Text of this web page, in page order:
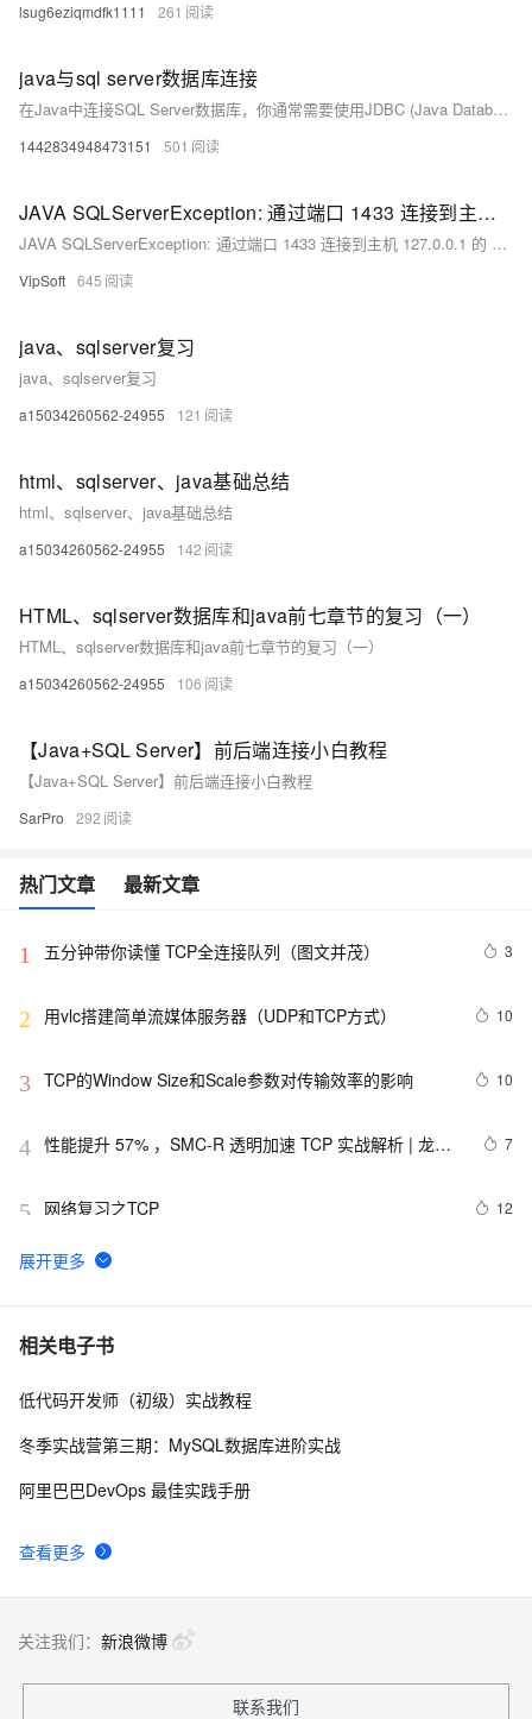
lsug6eziqmdfk1111 261
java与sql server数据库连接
在Java中连接SQL Server数据库，你通常需要使用JDBC (Java Database Connectivity)。以下是一个简单的步骤指南，帮助你建立连接： ### 1. **下载并
1442834948473151 501
JAVA SQLServerException: 通过端口 1433 连接到主机 127.0.0.1 的 TCP/IP 连接失败
JAVA SQLServerException: 通过端口 1433 连接到主机 127.0.0.1 的 TCP/IP 连接失败
VipSoft 645
java、sqlserver复习
java、sqlserver复习
a15034260562-24955 121
html、sqlserver、java基础总结
html、sqlserver、java基础总结
a15034260562-24955 142
HTML、sqlserver数据库和java前七章节的复习（一）
HTML、sqlserver数据库和java前七章节的复习（一）
a15034260562-24955 106
【Java+SQL Server】前后端连接小白教程
【Java+SQL Server】前后端连接小白教程
SarPro 292
热门文章 最新文章
1 五分钟带你读懂 TCP全连接队列（图文并茂） 3
2 用vlc搭建简单流媒体服务器（UDP和TCP方式） 10
3 TCP的Window Size和Scale参数对传输效率的影响 10
4 性能提升 57% ，SMC-R 透明加速 TCP 实战解析 | 龙蜥
7
5 网络复习之TCP 12
6 基本TCP套接字编程
7 ss is one another utility to investigate sockets(特适合大
8 TCP/IP三次握手总结;
相关电子书
查看更多
低代码开发师（初级）实战教程
冬季实战营第三期：MySQL数据库进阶实战
阿里巴巴DevOps 最佳实践手册
关注我们： 新浪微博
联系我们